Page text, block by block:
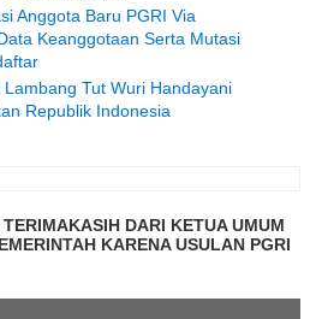
Anggota Baru PGRI Via
Keanggotaan Serta Mutasi
Tut Wuri Handayani
Republik Indonesia
DARI KETUA UMUM
KARENA USULAN PGRI